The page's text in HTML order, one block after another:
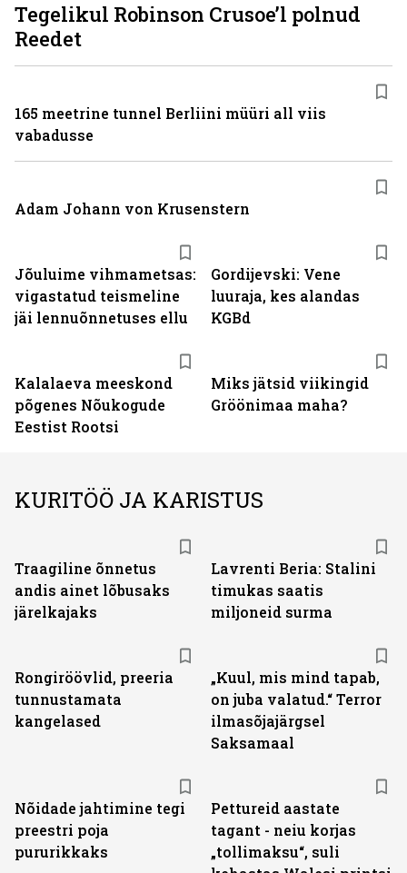
Jõuluime vihmametsas:
vigastatud teismeline
jäi lennuõnnetuses ellu
Gordijevski: Vene
luuraja, kes alandas
KGBd
Kalalaeva meeskond
põgenes Nõukogude
Eestist Rootsi
Miks jätsid viikingid
Gröönimaa maha?
Tegelikul Robinson Crusoe’l polnud
Reedet
165 meetrine tunnel Berliini müüri all viis
vabadusse
Adam Johann von Krusenstern
KURITÖÖ JA KARISTUS
Traagiline õnnetus
andis ainet lõbusaks
järelkajaks
Lavrenti Beria: Stalini
timukas saatis
miljoneid surma
Rongiröövlid, preeria
tunnustamata
kangelased
„Kuul, mis mind tapab,
on juba valatud.“ Terror
ilmasõjajärgsel
Saksamaal
Nõidade jahtimine tegi
preestri poja
pururikkaks
Pettureid aastate
tagant - neiu korjas
„tollimaksu“, suli